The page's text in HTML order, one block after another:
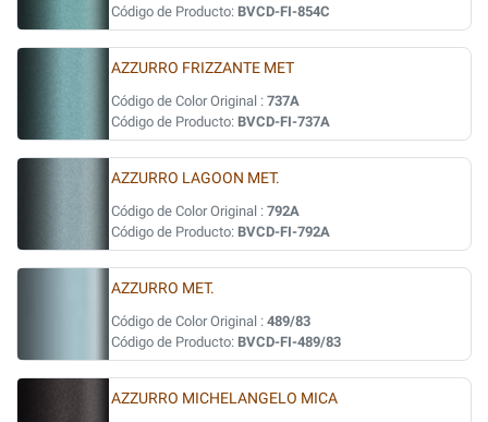
Código de Producto: BVCD-FI-854C
AZZURRO FRIZZANTE MET
Código de Color Original : 737A
Código de Producto: BVCD-FI-737A
AZZURRO LAGOON MET.
Código de Color Original : 792A
Código de Producto: BVCD-FI-792A
AZZURRO MET.
Código de Color Original : 489/83
Código de Producto: BVCD-FI-489/83
AZZURRO MICHELANGELO MICA